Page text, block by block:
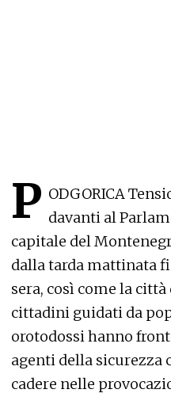
P ODGORICA
davanti al
capitale del
dalla tarda mattinata
sera, così come la
cittadini guidati da
orotodossi hanno
agenti della
cadere nelle